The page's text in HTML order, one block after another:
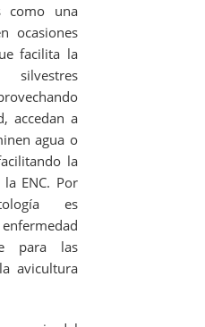
como una
ocasiones
facilita la
accedan a
agua o
la
ENC. Por
es
para las
avicultura